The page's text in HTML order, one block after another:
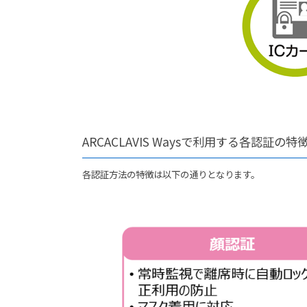
ARCACLAVIS Waysで利用する各認証の特
各認証方法の特徴は以下の通りとなります。